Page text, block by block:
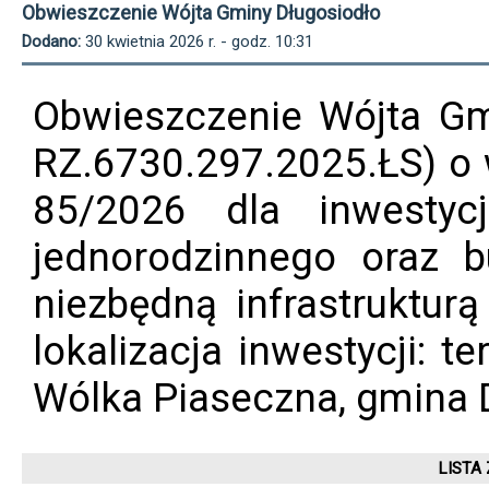
Obwieszczenie Wójta Gminy Długosiodło
Dodano: 30 kwietnia 2026 r. - godz. 10:31
Obwieszczenie Wójta
RZ.6730.297.2025.ŁS)
85/2026 dla
jednorodzinnego oraz
niezbędną
lokalizacja inwestycji:
Wólka Piaseczna, gmina
LISTA